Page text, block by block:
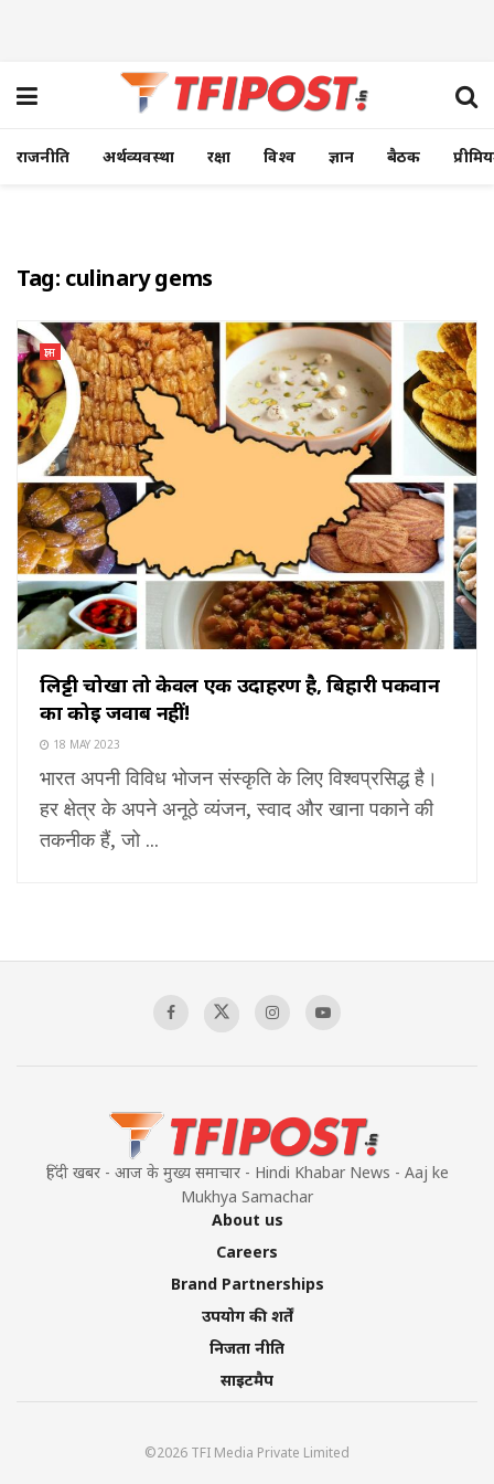
राजनीति अर्थव्यवस्था रक्षा विश्व ज्ञान बैठक
Tag: culinary gems
ज्ञान
लिट्टी चोखा तो केवल एक उदाहरण है, बिहारी पकवान
का कोई जवाब नहीं!
18 MAY 2023
भारत अपनी विविध भोजन संस्कृति के लिए विश्वप्रसिद्ध है।
हर क्षेत्र के अपने अनूठे व्यंजन, स्वाद और खाना पकाने की
तकनीक हैं, जो ...
हिंदी खबर - आज के मुख्य समाचार - Hindi Khabar News - Aaj ke
Mukhya Samachar
About us
Careers
Brand Partnerships
उपयोग की शर्तें
निजता नीति
साइटमैप
©2026 TFI Media Private Limited